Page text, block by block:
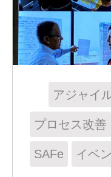
アジャイ
プロセス改善
SAFe イベ